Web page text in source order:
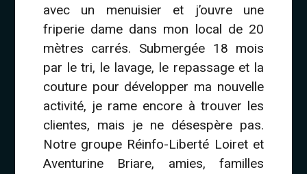
avec un menuisier et j’ouvre une
friperie dame dans mon local de 20
mètres carrés. Submergée 18 mois
par le tri, le lavage, le repassage et la
couture pour développer ma nouvelle
activité, je rame encore à trouver les
clientes, mais je ne désespère pas.
Notre groupe Réinfo-Liberté Loiret et
Aventurine Briare, amies, familles